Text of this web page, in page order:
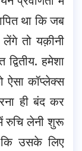
था कि जब
लेंगे तो यक़ीनी
हमेशा
ऐसा कॉप्लेक्स
ही बंद कर
रुचि लेनी शुरू
उसके लिए